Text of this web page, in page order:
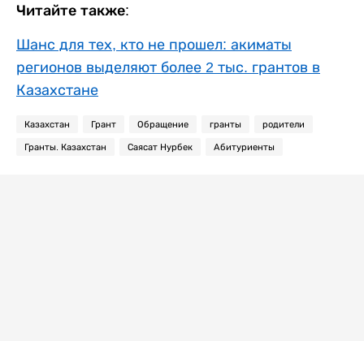
Читайте также:
Шанс для тех, кто не прошел: акиматы
регионов выделяют более 2 тыс. грантов в
Казахстане
Казахстан Грант Обращение гранты родители
Гранты. Казахстан Саясат Нурбек Абитуриенты